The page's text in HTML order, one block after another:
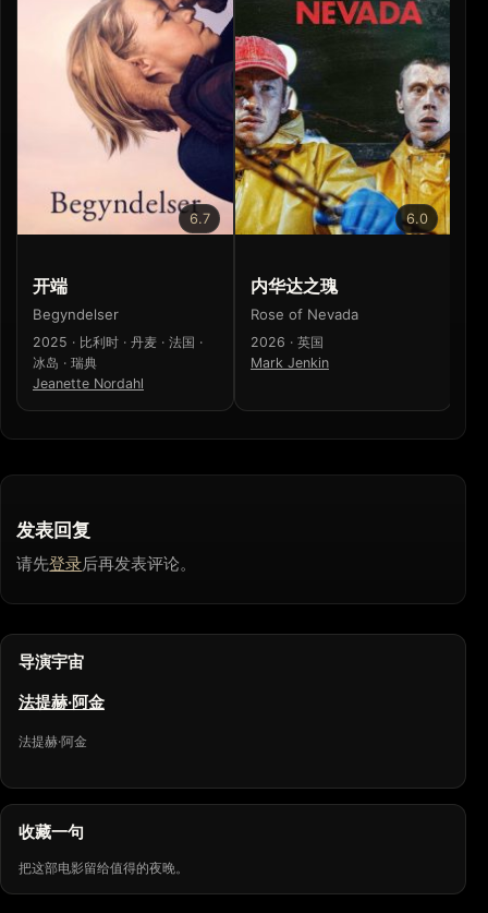
6.7
开端
Begyndelser
2025 · 比利时 · 丹麦 · 法国 ·
冰岛 · 瑞典
Jeanette Nordahl
6.0
内华达之瑰
Rose of Nevada
2026 · 英国
Mark Jenkin
发表回复
请先登录后再发表评论。
导演宇宙
法提赫·阿金
法提赫·阿金
收藏一句
把这部电影留给值得的夜晚。